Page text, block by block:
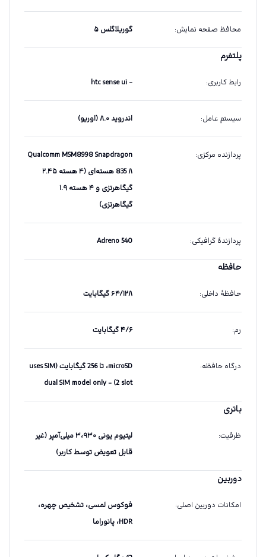
محافظ صفحه نمایش: گوریلاگلس ۵
پلتفرم
رابط کاربری:
- htc sense ui
سیستم عامل: اندروید ۸.۰ (اوریو)
پردازنده مرکزی:
Qualcomm MSM8998 Snapdragon
835 ۸ هسته‌ای (۴ هسته ۲.۴۵
گیگاهرتزی و ۴ هسته ۱.۹
گیگاهرتزی)
پردازندهٔ گرافیکی:
Adreno 540
حافظه
حافظهٔ داخلی: ۶۴/۱۲۸ گیگابایت
رم: ۴/۶ گیگابایت
درگاه حافظه:
microSD، تا 256 گیگابایت (uses SIM
2 slot) - dual SIM model only
باتری
ظرفیت:
لیتیوم یونی ۳،۹۳۰ میلی‌آمپر (غیر
قابل تعویض توسط کاربر)
دوربین
امکانات دوربین اصلی:
فوکوس لمسی، تشخیص چهره،
HDR، پانوراما